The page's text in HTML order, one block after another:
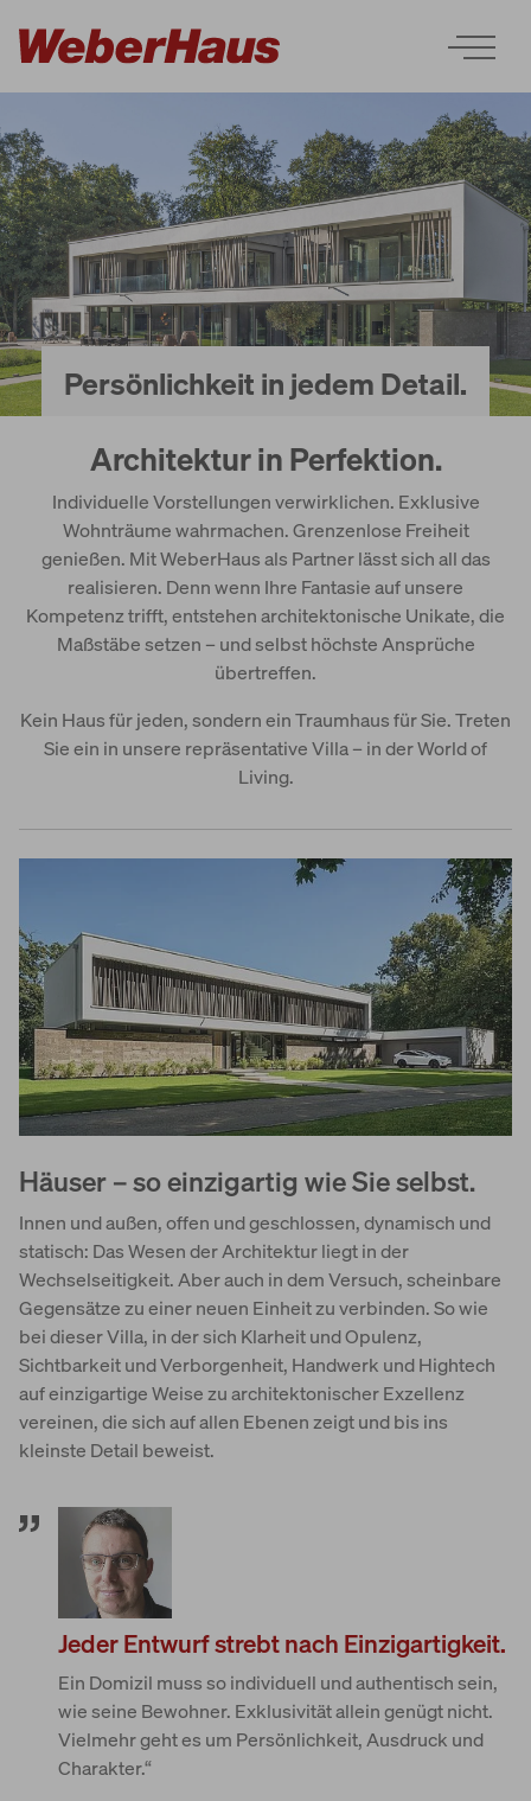
Persönlichkeit in jedem Detail.
Architektur in Perfektion.
Individuelle Vorstellungen verwirklichen. Exklusive
Wohnträume wahrmachen. Grenzenlose Freiheit
genießen. Mit WeberHaus als Partner lässt sich all das
realisieren. Denn wenn Ihre Fantasie auf unsere
Kompetenz trifft, entstehen architektonische Unikate, die
Maßstäbe setzen – und selbst höchste Ansprüche
übertreffen.
Kein Haus für jeden, sondern ein Traumhaus für Sie. Treten
Sie ein in unsere repräsentative Villa – in der World of
Living.
Häuser – so einzigartig wie Sie selbst.
Innen und außen, offen und geschlossen, dynamisch und
statisch: Das Wesen der Architektur liegt in der
Wechselseitigkeit. Aber auch in dem Versuch, scheinbare
Gegensätze zu einer neuen Einheit zu verbinden. So wie
bei dieser Villa, in der sich Klarheit und Opulenz,
Sichtbarkeit und Verborgenheit, Handwerk und Hightech
auf einzigartige Weise zu architektonischer Exzellenz
vereinen, die sich auf allen Ebenen zeigt und bis ins
kleinste Detail beweist.
Jeder Entwurf strebt nach Einzigartigkeit.
Ein Domizil muss so individuell und authentisch sein,
wie seine Bewohner. Exklusivität allein genügt nicht.
Vielmehr geht es um Persönlichkeit, Ausdruck und
Charakter.“
Repräsentative Häuser und
Villen
Doppelhäuser
1,5-geschossige Häuser
2-geschossige Häuser
Luxusvilla